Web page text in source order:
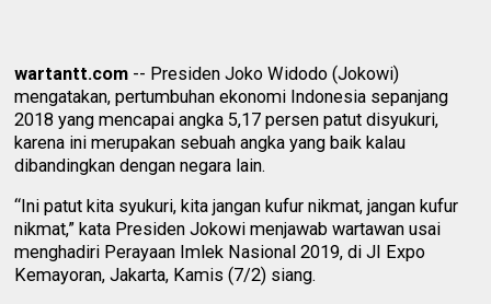
wartantt.com -- Presiden Joko Widodo (Jokowi)
mengatakan, pertumbuhan ekonomi Indonesia sepanjang
2018 yang mencapai angka 5,17 persen patut disyukuri,
karena ini merupakan sebuah angka yang baik kalau
dibandingkan dengan negara lain.
“Ini patut kita syukuri, kita jangan kufur nikmat, jangan kufur
nikmat,” kata Presiden Jokowi menjawab wartawan usai
menghadiri Perayaan Imlek Nasional 2019, di JI Expo
Kemayoran, Jakarta, Kamis (7/2) siang.